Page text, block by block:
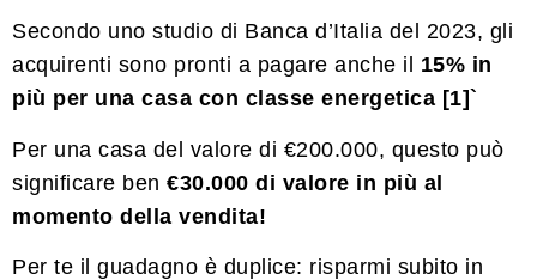
Secondo uno studio di Banca d’Italia del 2023, gli
acquirenti sono pronti a pagare anche il 15% in
più per una casa con classe energetica [1]`
Per una casa del valore di €200.000, questo può
significare ben €30.000 di valore in più al
momento della vendita!
Per te il guadagno è duplice: risparmi subito in